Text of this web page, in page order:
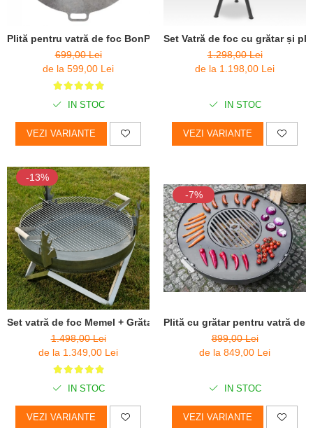
Plită pentru vatră de foc BonPlancha
699,00 Lei
de la 599,00 Lei
IN STOC
VEZI VARIANTE
Set Vatră de foc cu grătar și
1.298,00 Lei
de la 1.198,00 Lei
IN STOC
VEZI VARIANTE
-13%
Set vatră de foc Memel + Grătar Inox
1.498,00 Lei
de la 1.349,00 Lei
IN STOC
VEZI VARIANTE
-7%
Plită cu grătar pentru vatră de
899,00 Lei
de la 849,00 Lei
IN STOC
VEZI VARIANTE